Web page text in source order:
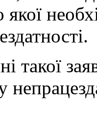
такої